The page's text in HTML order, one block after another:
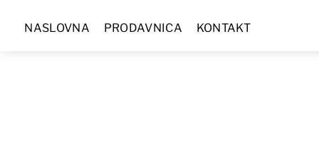
NASLOVNA PRODAVNICA KONTAKT